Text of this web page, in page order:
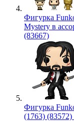
Фигурка
Mystery в
(83667)
Фигурка
(1763)